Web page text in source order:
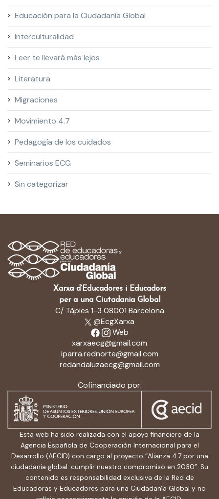
Educación para la Ciudadanía Global
Interculturalidad
Leer te llevará más lejos
Literatura
Migraciones
Movimiento 4.7
Pedagogía de los cuidados
Seminarios ECG
Sin categorizar
Xarxa d’Educadores i Educadors
per a una Ciutadania Global
C/ Tàpies 1-3 08001 Barcelona
@EcgXarxa
Web
xarxaecg@gmail.com
iparra.rednorte@gmail.com
redandaluzaecg@gmail.com
Cofinanciado por:
Esta web ha sido realizada con el apoyo financiero de la
Agencia Española de Cooperación Internacional para el
Desarrollo (AECID) con cargo al proyecto “Alianza 4.7 por una
ciudadanía global: cumplir nuestro compromiso en 2030”. Su
contenido es responsabilidad exclusiva de la Red de
Educadoras y Educadores para una Ciudadanía Global y no